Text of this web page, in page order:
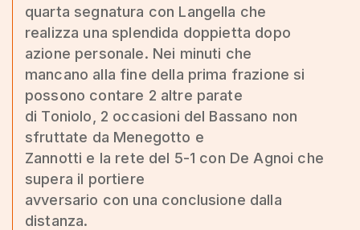
quarta segnatura con Langella che
realizza una splendida doppietta dopo
azione personale. Nei minuti che
mancano alla fine della prima frazione si
possono contare 2 altre parate
di Toniolo, 2 occasioni del Bassano non
sfruttate da Menegotto e
Zannotti e la rete del 5-1 con De Agnoi che
supera il portiere
avversario con una conclusione dalla
distanza.